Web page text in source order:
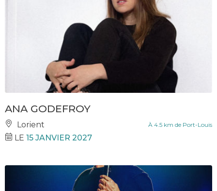
ANA GODEFROY
Lorient À 4.5 km de Port-Louis
LE 15 JANVIER 2027